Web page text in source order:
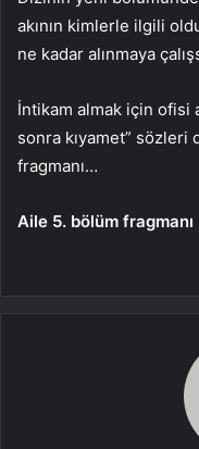
akının kimlerle ilgili
ne kadar alınmaya
İntikam almak için ofisi
sonra kıyamet”
fragmanı…
Aile 5. bölüm fragmanı